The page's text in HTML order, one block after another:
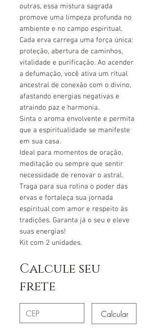
outras, essa mistura sagrada
promove uma limpeza profunda no
ambiente e no campo espiritual.
Cada erva carrega uma força única:
proteção, abertura de caminhos,
vitalidade e purificação. Ao acender
a defumação, você ativa um ritual
ancestral de conexão com o divino,
afastando energias negativas e
atraindo paz e harmonia.
Sinta o aroma envolvente e permita
que a espiritualidade se manifeste
em sua casa.
Ideal para momentos de oração,
meditação ou sempre que sentir
necessidade de renovar o astral.
Traga para sua rotina o poder das
ervas e fortaleça sua jornada
espiritual com amor e respeito às
tradições. Garanta já o seu e eleve
suas energias!
Kit com 2 unidades.
Calcule seu
frete
Calcular